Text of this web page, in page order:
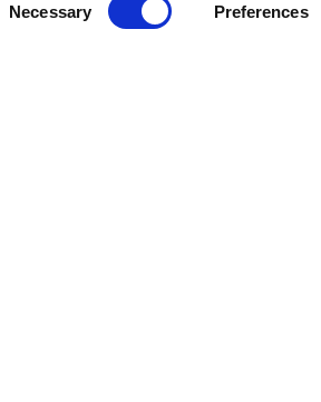
Selection
Necessary Preferences